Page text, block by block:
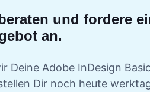
und fordere
an.
Deine Adobe InDesign
Dir noch heute